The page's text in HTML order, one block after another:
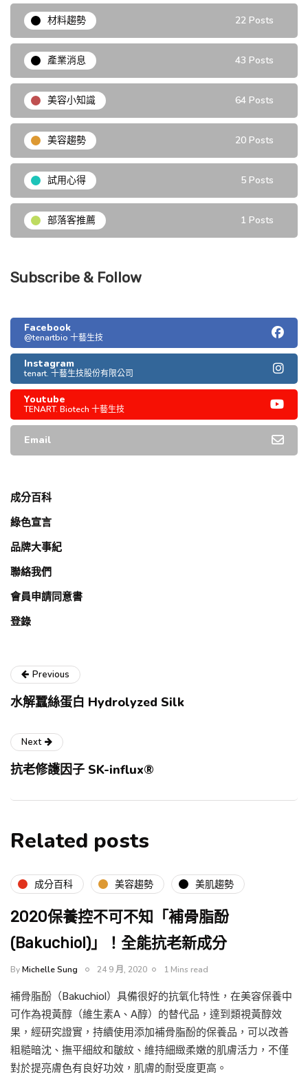
材料趨勢 22 Posts
產業消息 43 Posts
美容小知識 64 Posts
美容趨勢 20 Posts
試用心得 5 Posts
部落客推薦 1 Posts
Subscribe & Follow
Facebook
@tenartbio 十藝生技
Instagram
tenart. 十藝生技股份有限公司
Youtube
TENART. Biotech 十藝生技
Email
成分百科
綠色宣言
品牌大事紀
聯絡我們
會員申請同意書
登錄
Previous
水解蠶絲蛋白 Hydrolyzed Silk
Next
抗老修護因子 SK-influx®
Related posts
成分百科 美容趨勢 美肌趨勢
2020保養控不可不知「補骨脂酚
(Bakuchiol)」！全能抗老新成分
ByMichelle Sung 24 9 月, 2020 1 Mins read
補骨脂酚（Bakuchiol）具備很好的抗氧化特性，在美容保養中
可作為視黃醇（維生素A、A醇）的替代品，達到類視黃醇效
果，經研究證實，持續使用添加補骨脂酚的保養品，可以改善
粗糙暗沈、撫平細紋和皺紋、維持細緻柔嫩的肌膚活力，不僅
對於提亮膚色有良好功效，肌膚的耐受度更高。